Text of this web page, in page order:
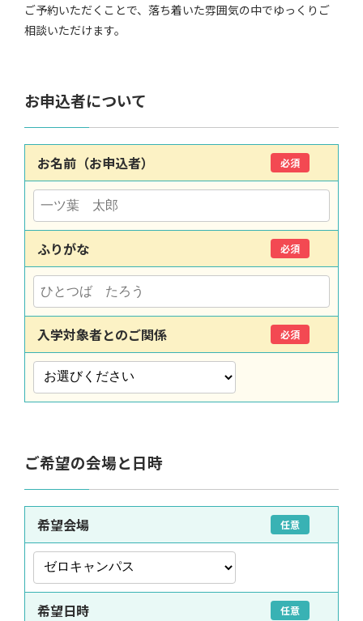
ご予約いただくことで、落ち着いた雰囲気の中でゆっくりご
相談いただけます。
お申込者について
お名前（お申込者） 必須
ふりがな 必須
入学対象者とのご関係 必須
ご希望の会場と日時
希望会場 任意
希望日時 任意